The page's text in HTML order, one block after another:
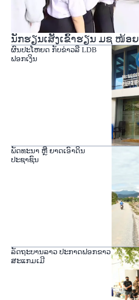
ນັກຮຽນເສັງເຂົ້າຮຽນ ມຊ ໜ້ອຍ
ຜົນປະໂຫຍດ ກັບຂ່າວລື LDB
ຟອກເງິນ
ພັດທະນາ ຫຼື ຍາດເອົາດິນ
ປະຊາຊົນ
ລັດຖະບານລາວ ປະກາດຟອກຂາວ
ສະແກມເມີ